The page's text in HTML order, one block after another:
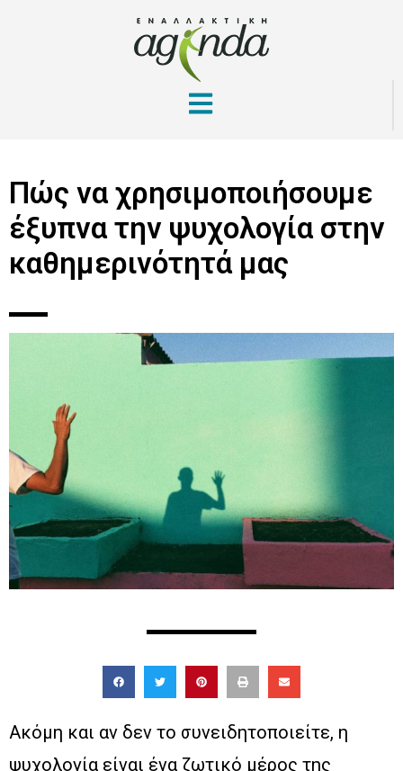
Πώς να χρησιμοποιήσουμε
έξυπνα την ψυχολογία στην
καθημερινότητά μας
Ακόμη και αν δεν το συνειδητοποιείτε, η
ψυχολογία είναι ένα ζωτικό μέρος της